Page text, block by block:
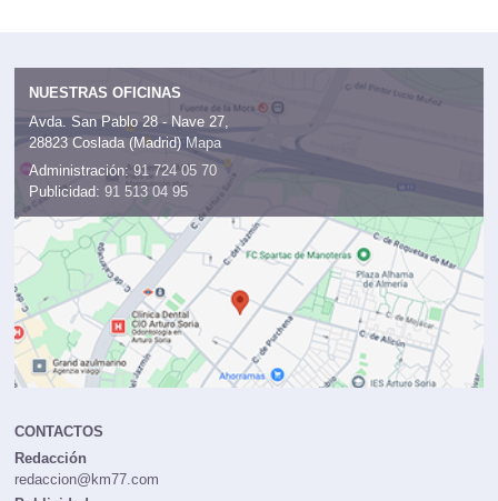
NUESTRAS OFICINAS
Avda. San Pablo 28 - Nave 27,
28823 Coslada (Madrid) Mapa
Administración: 91 724 05 70
Publicidad: 91 513 04 95
CONTACTOS
Redacción
redaccion@km77.com